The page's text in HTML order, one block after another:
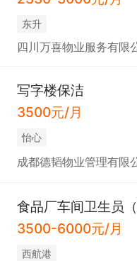
东升
四川万喜物业服务有限
写字楼保洁
3500元/月
怡心
成都德韬物业管理有限
食品厂车间卫生员
3500-6000元/月
西航港